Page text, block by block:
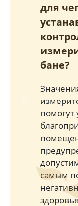
для
бане?
помогут
самым
Previous